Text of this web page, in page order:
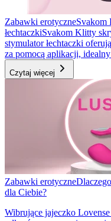
Zabawki erotyczneSvakom
łechtaczkiSvakom Klitty
stymulator łechtaczki
za pomocą aplikacji,
Czytaj więcej
Zabawki erotyczne
dla Ciebie?
Wibrujące jajeczko